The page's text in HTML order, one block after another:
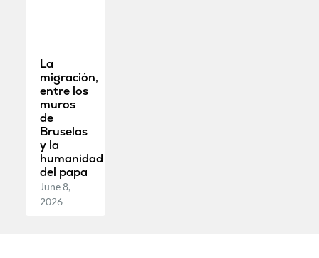
La
migración,
entre los
muros
de
Bruselas
y la
humanidad
del papa
June 8,
2026